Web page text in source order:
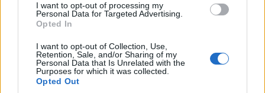
I want to opt-out of processing my
Personal Data for Targeted Advertising.
Opted In
I want to opt-out of Collection, Use,
Retention, Sale, and/or Sharing of my
Personal Data that Is Unrelated with the
Purposes for which it was collected.
Opted Out
Kit 6- 3500W
Disponível
Ideal para alimentar vários
Kit 7- 4000W
Disponível